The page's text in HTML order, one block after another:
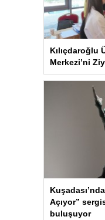
Kılıçdaroğlu
Merkezi’ni
Açıyor”
buluşuyor